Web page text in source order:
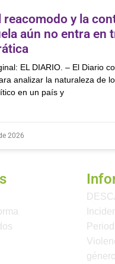
reacomodo y la
aún no entra en
EL DIARIO. – El Diario
analizar la naturaleza de
en un país y
2026
género